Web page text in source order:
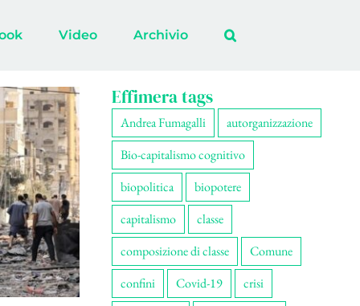
Video Archivio
Effimera tags
Andrea Fumagalli
autorganizzazione
Bio-capitalismo cognitivo
biopolitica
biopotere
capitalismo
classe
composizione di classe
Comune
confini
Covid-19
crisi